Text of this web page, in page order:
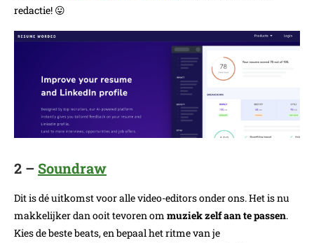
redactie! 😛
2 – Soundraw
Dit is dé uitkomst voor alle video-editors onder ons. Het is nu
makkelijker dan ooit tevoren om muziek zelf aan te passen.
Kies de beste beats, en bepaal het ritme van je